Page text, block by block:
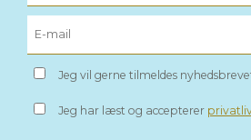
Jeg vil gerne tilmeldes
Jeg har læst og accepterer